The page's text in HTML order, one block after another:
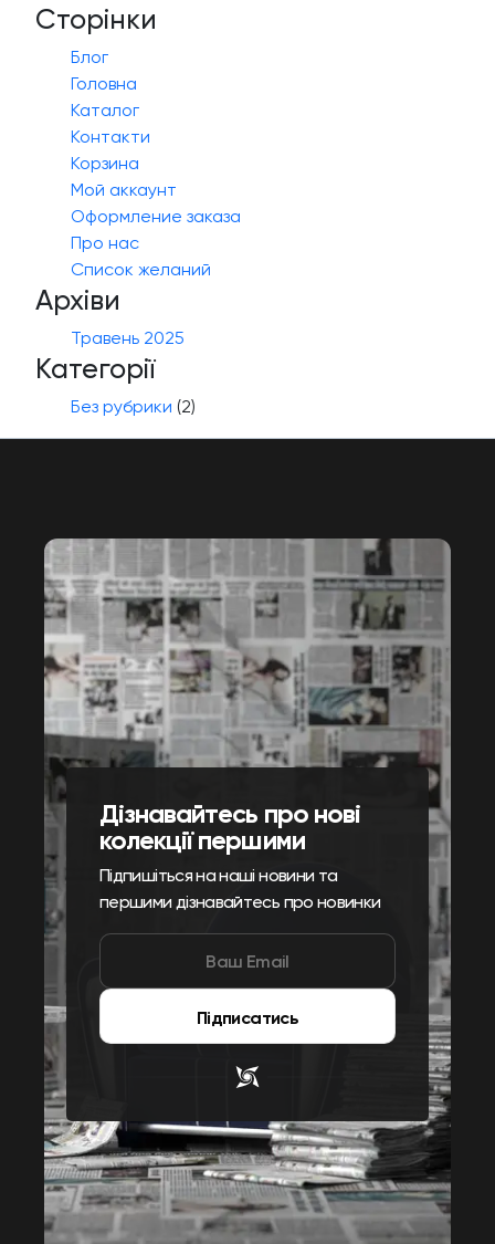
Сторінки
Блог
Головна
Каталог
Контакти
Корзина
Мой аккаунт
Оформление заказа
Про нас
Список желаний
Архіви
Травень 2025
Категорії
Без рубрики (2)
Дізнавайтесь про нові
колекції першими
Підпишіться на наші новини та
першими дізнавайтесь про новинки
Підписатись